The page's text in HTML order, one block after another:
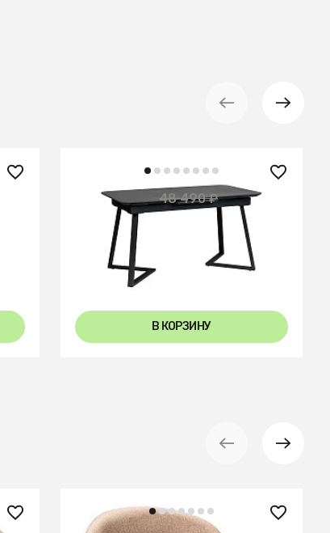
28 450 ₽ 48 490 ₽ — 41%
Стол Роналдо раздвиж. 140-180
Керамогранит Темный Мрамор
В КОРЗИНУ